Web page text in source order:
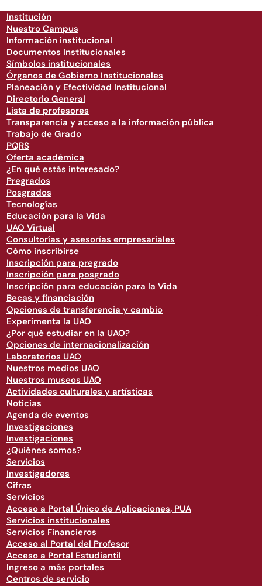
Institución
Nuestro Campus
Información institucional
Documentos Institucionales
Símbolos institucionales
Órganos de Gobierno Institucionales
Planeación y Efectividad Institucional
Directorio General
Lista de profesores
Transparencia y acceso a la información pública
Trabajo de Grado
PQRS
Oferta académica
¿En qué estás interesado?
Pregrados
Posgrados
Tecnologías
Educación para la Vida
UAO Virtual
Consultorías y asesorías empresariales
Cómo inscribirse
Inscripción para pregrado
Inscripción para posgrado
Inscripción para educación para la Vida
Becas y financiación
Opciones de transferencia y cambio
Experimenta la UAO
¿Por qué estudiar en la UAO?
Opciones de internacionalización
Laboratorios UAO
Nuestros medios UAO
Nuestros museos UAO
Actividades culturales y artísticas
Noticias
Agenda de eventos
Investigaciones
Investigaciones
¿Quiénes somos?
Servicios
Investigadores
Cifras
Servicios
Acceso a Portal Único de Aplicaciones, PUA
Servicios institucionales
Servicios Financieros
Acceso al Portal del Profesor
Acceso a Portal Estudiantil
Ingreso a más portales
Centros de servicio